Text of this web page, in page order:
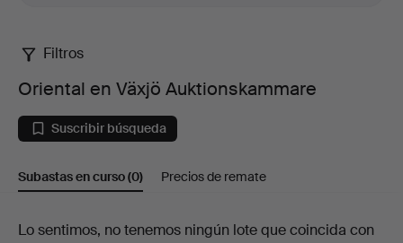
Oriental
en
Växjö
Auktionskammare
Filtros
Oriental en Växjö Auktionskammare
Suscribir búsqueda
Subastas en curso(0) Precios de remate
Subastas
Lo sentimos, no tenemos ningún lote que coincida con